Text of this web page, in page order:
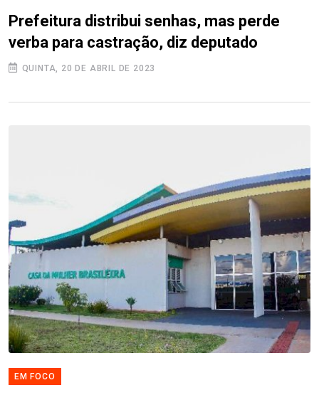
Prefeitura distribui senhas, mas perde
verba para castração, diz deputado
QUINTA, 20 DE ABRIL DE 2023
EM FOCO